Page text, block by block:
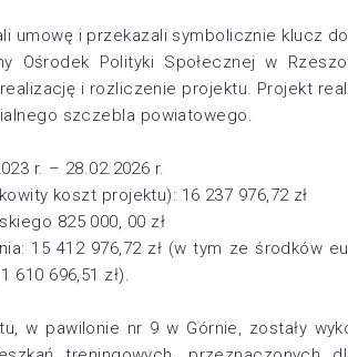
umowę i przekazali symbolicznie klucz
Ośrodek Polityki Społecznej w
i rozliczenie projektu. Projekt
szczebla powiatowego.
r. – 28.02.2026 r.
koszt projektu): 16 237 976,72 zł
825 000, 00 zł
15 412 976,72 zł (w tym ze środków
610 696,51 zł).
w pawilonie nr 9 w Górnie, zostały